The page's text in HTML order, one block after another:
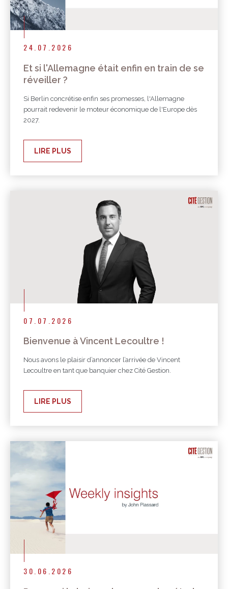
24.07.2026
Et si l'Allemagne était enfin en train de se
réveiller ?
Si Berlin concrétise enfin ses promesses, l'Allemagne
pourrait redevenir le moteur économique de l'Europe dès
2027.
LIRE PLUS
07.07.2026
Bienvenue à Vincent Lecoultre !
Nous avons le plaisir d’annoncer l’arrivée de Vincent
Lecoultre en tant que banquier chez Cité Gestion.
LIRE PLUS
30.06.2026